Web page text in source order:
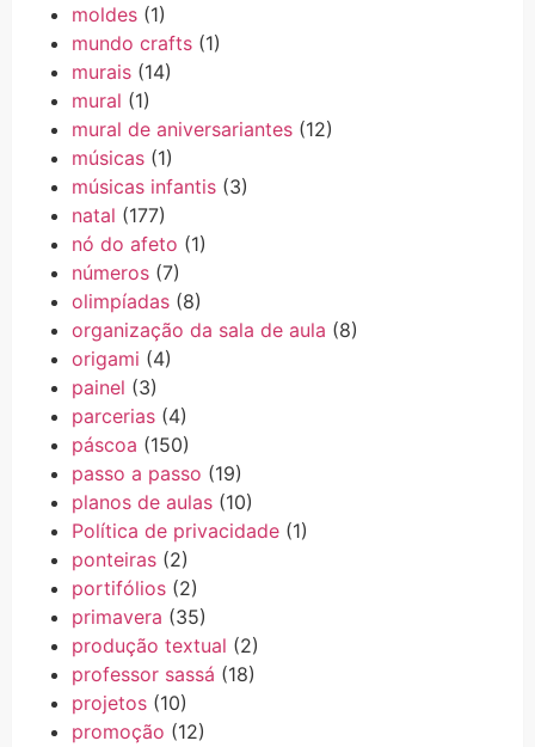
moldes (1)
mundo crafts (1)
murais (14)
mural (1)
mural de aniversariantes (12)
músicas (1)
músicas infantis (3)
natal (177)
nó do afeto (1)
números (7)
olimpíadas (8)
organização da sala de aula (8)
origami (4)
painel (3)
parcerias (4)
páscoa (150)
passo a passo (19)
planos de aulas (10)
Política de privacidade (1)
ponteiras (2)
portifólios (2)
primavera (35)
produção textual (2)
professor sassá (18)
projetos (10)
promoção (12)